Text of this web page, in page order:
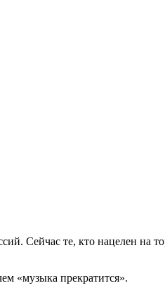
Сейчас те, кто нацелен на
«музыка прекратится».